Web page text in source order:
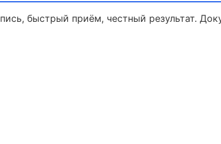
быстрый приём, честный результат.